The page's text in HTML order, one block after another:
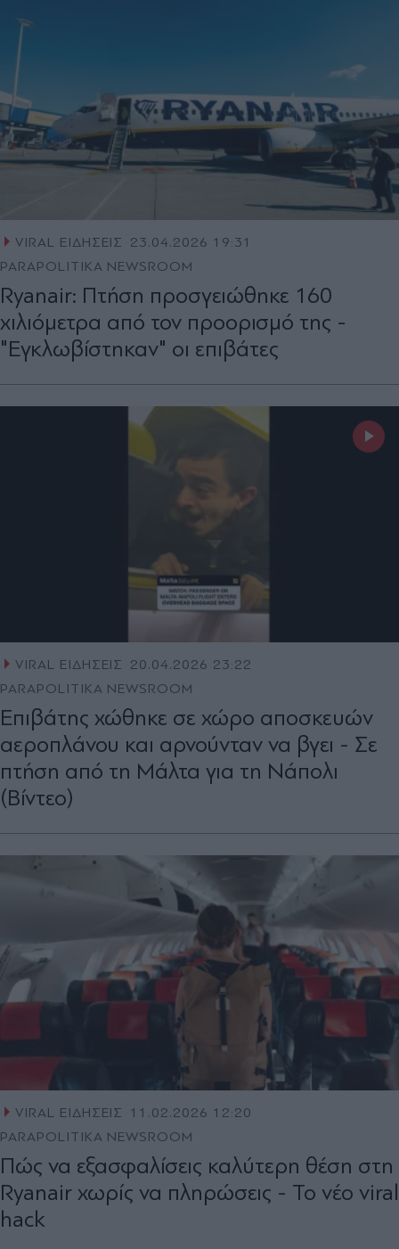
VIRAL ΕΙΔΗΣΕΙΣ
23.04.2026 19:31
PARAPOLITIKA NEWSROOM
Ryanair: Πτήση προσγειώθηκε 160
χιλιόμετρα από τον προορισμό της -
"Εγκλωβίστηκαν" οι επιβάτες
VIRAL ΕΙΔΗΣΕΙΣ
20.04.2026 23:22
PARAPOLITIKA NEWSROOM
Επιβάτης χώθηκε σε χώρο αποσκευών
αεροπλάνου και αρνούνταν να βγει - Σε
πτήση από τη Μάλτα για τη Νάπολι
(Βίντεο)
VIRAL ΕΙΔΗΣΕΙΣ
11.02.2026 12:20
PARAPOLITIKA NEWSROOM
Πώς να εξασφαλίσεις καλύτερη θέση στη
Ryanair χωρίς να πληρώσεις - Το νέο viral
hack